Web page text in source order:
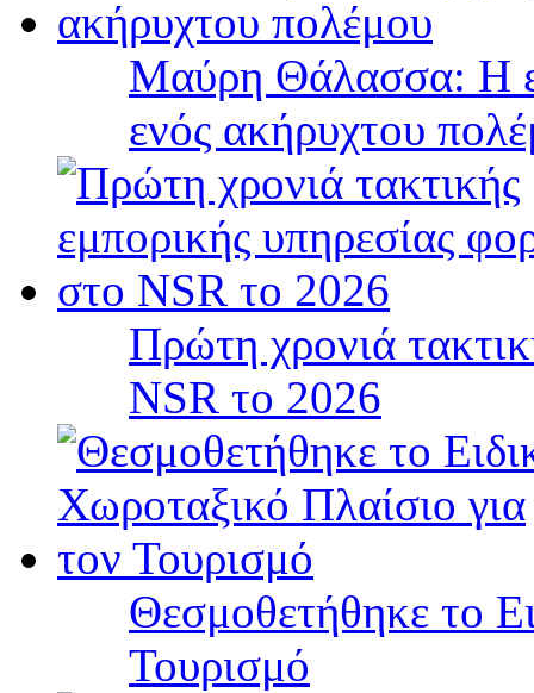
Μαύρη Θάλασσα: Η
ενός ακήρυχτου
Πρώτη χρονιά
NSR το 2026
Θεσμοθετήθηκε το
Τουρισμό